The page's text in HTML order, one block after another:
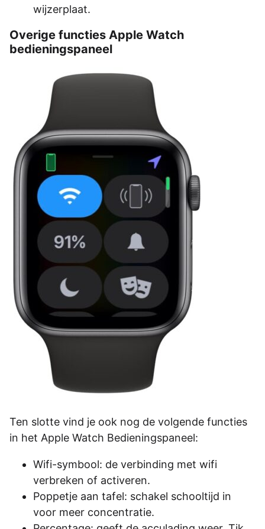
wijzerplaat.
Overige functies Apple Watch
bedieningspaneel
Ten slotte vind je ook nog de volgende functies
in het Apple Watch Bedieningspaneel:
Wifi-symbool: de verbinding met wifi
verbreken of activeren.
Poppetje aan tafel: schakel schooltijd in
voor meer concentratie.